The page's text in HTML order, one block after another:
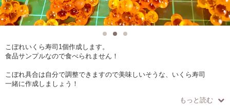
こぼれいくら寿司1個作成します。
食品サンプルなので食べられません！
こぼれ具合は自分で調整できますので美味しいそうな、いくら寿司
一緒に作成しましょう！
もっと読む